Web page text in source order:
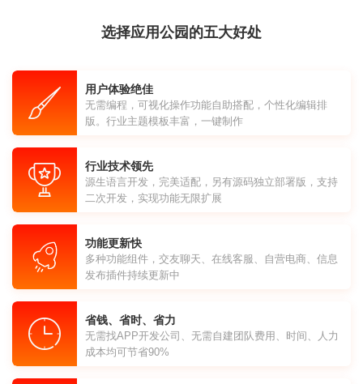
选择应用公园的五大好处
用户体验绝佳
无需编程，可视化操作功能自助搭配，个性化编辑排
版。行业主题模板丰富，一键制作
行业技术领先
源生语言开发，完美适配，另有源码独立部署版，支持
二次开发，实现功能无限扩展
功能更新快
多种功能组件，交友聊天、在线客服、自营电商、信息
发布插件持续更新中
省钱、省时、省力
无需找APP开发公司、无需自建团队费用、时间、人力
成本均可节省90%